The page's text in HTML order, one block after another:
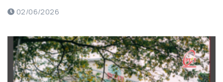
tập đối với sinh viên đại học chính quy khóa 2024, 2025,
02/06/2026